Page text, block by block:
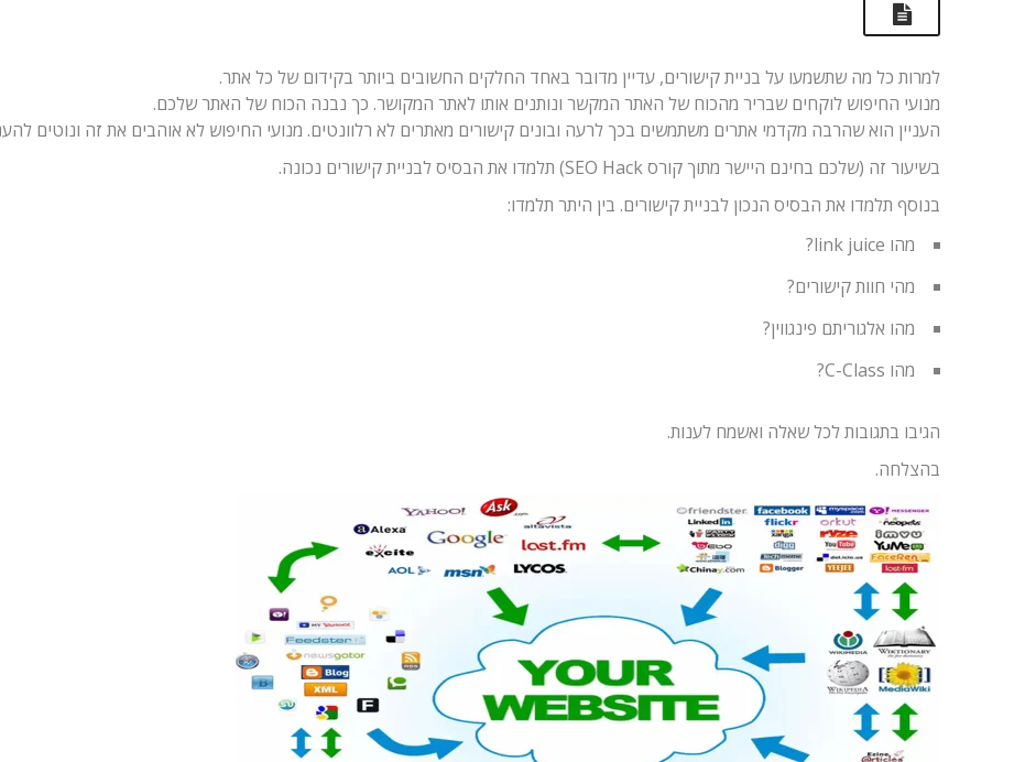
למרות כל מה שתשמעו על בניית קישורים, עדיין מדובר באחד החלקים החשובים ביותר בקידום של כל אתר.
מנועי החיפוש לוקחים שבריר מהכוח של האתר המקשר ונותנים אותו לאתר המקושר. כך נבנה הכוח של האתר שלכם.
העניין הוא שהרבה מקדמי אתרים משתמשים בכך לרעה ובונים קישורים מאתרים לא רלוונטים. מנועי החיפוש לא אוהבים את זה ונוטים
בשיעור זה (שלכם בחינם היישר מתוך קורס SEO Hack) תלמדו את הבסיס לבניית קישורים נכונה.
בנוסף תלמדו את הבסיס הנכון לבניית קישורים. בין היתר תלמדו:
מהו link juice?
מהי חוות קישורים?
מהו אלגוריתם פינגווין?
מהו C-Class?
הגיבו בתגובות לכל שאלה ואשמח לענות.
בהצלחה.